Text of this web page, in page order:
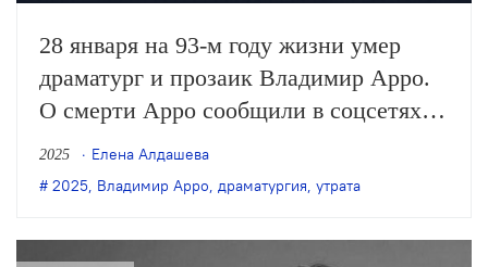
28 января на 93-м году жизни умер
драматург и прозаик Владимир Арро.
О смерти Арро сообщили в соцсетях
его близкие.
2025
Елена Алдашева
2025, Владимир Арро, драматургия, утрата